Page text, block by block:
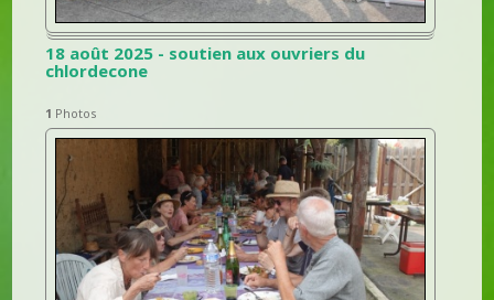
18 août 2025 - soutien aux ouvriers du
chlordecone
1 Photos